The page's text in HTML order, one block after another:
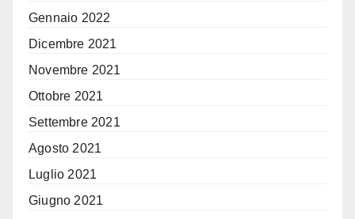
Gennaio 2022
Dicembre 2021
Novembre 2021
Ottobre 2021
Settembre 2021
Agosto 2021
Luglio 2021
Giugno 2021